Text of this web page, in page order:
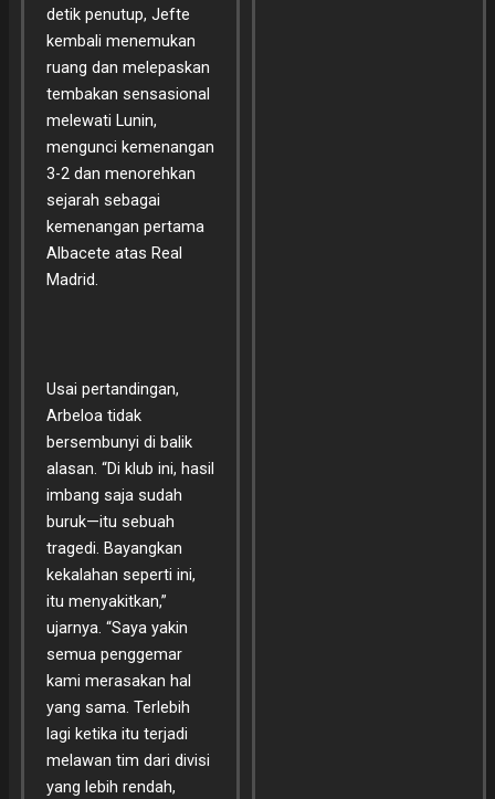
detik penutup, Jefte
kembali menemukan
ruang dan melepaskan
tembakan sensasional
melewati Lunin,
mengunci kemenangan
3-2 dan menorehkan
sejarah sebagai
kemenangan pertama
Albacete atas Real
Madrid.
Usai pertandingan,
Arbeloa tidak
bersembunyi di balik
alasan. “Di klub ini, hasil
imbang saja sudah
buruk—itu sebuah
tragedi. Bayangkan
kekalahan seperti ini,
itu menyakitkan,”
ujarnya. “Saya yakin
semua penggemar
kami merasakan hal
yang sama. Terlebih
lagi ketika itu terjadi
melawan tim dari divisi
yang lebih rendah,